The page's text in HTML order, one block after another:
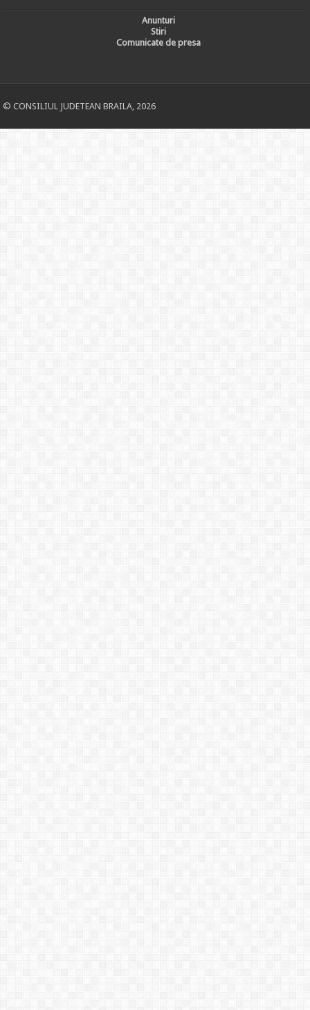
Anunturi
Stiri
Comunicate de presa
© CONSILIUL JUDETEAN BRAILA, 2026